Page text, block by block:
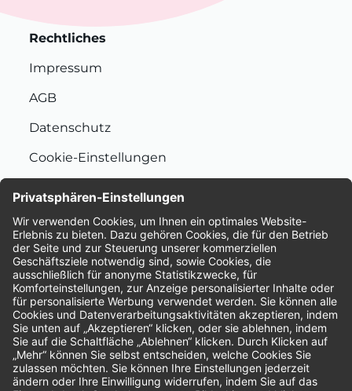
Rechtliches
Impressum
AGB
Datenschutz
Cookie-Einstellungen
Bewertungen